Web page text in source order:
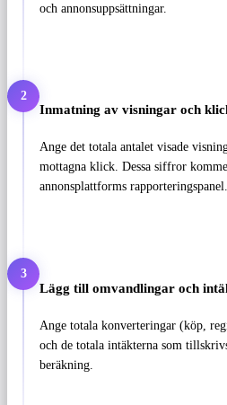
och annonsuppsättningar.
2
Inmatning av visningar och
Ange det totala antalet visade
mottagna klick. Dessa siffror
annonsplattforms rapporteringspanel.
3
Lägg till omvandlingar och
Ange totala konverteringar (köp,
och de totala intäkterna som
beräkning.